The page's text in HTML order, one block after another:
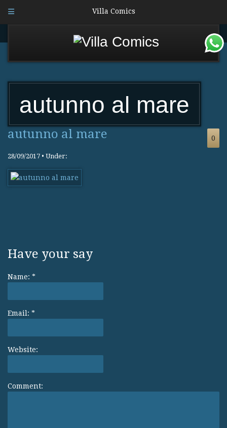
Villa Comics
autunno al mare
autunno al mare
28/09/2017 • Under:
0
Have your say
Name: *
Email: *
Website:
Comment: